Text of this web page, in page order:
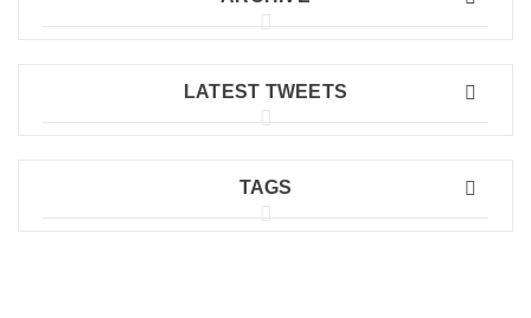
LATEST TWEETS
TAGS